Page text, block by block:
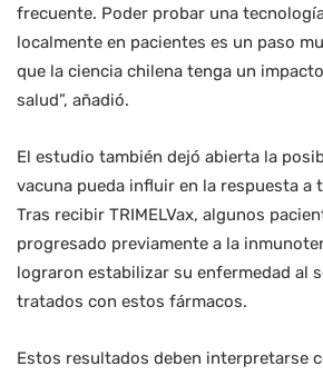
frecuente. Poder probar una
localmente en pacientes es un paso
que la ciencia chilena tenga un
salud”, añadió.
El estudio también dejó abierta la
vacuna pueda influir en la respuesta a
Tras recibir TRIMELVax, algunos
progresado previamente a la
lograron estabilizar su enfermedad al
tratados con estos fármacos.
Estos resultados deben interpretarse